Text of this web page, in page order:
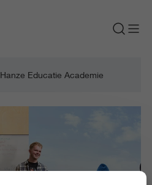
Hanze Educatie Academie